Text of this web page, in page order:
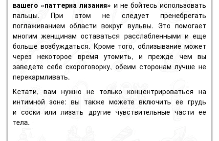
вашего «паттерна лизания» и не бойтесь использовать
пальцы.
При этом не следует пренебрегать
поглаживанием области вокруг вульвы. Это помогает
многим женщинам оставаться расслабленными и еще
больше возбуждаться. Кроме того, облизывание может
через некоторое время утомить, и прежде чем вы
заведете себе скороговорку, обеим сторонам лучше не
перекармливать.
Кстати, вам нужно не только концентрироваться на
интимной зоне: вы также можете включить ее грудь
и соски или лизать другие чувствительные части ее
тела.